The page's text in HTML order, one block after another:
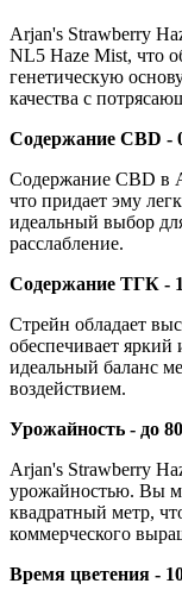
Arjan's Strawberry
NL5 Haze Mist, что
генетическую
качества с
Содержание CBD -
Содержание CBD в
что придает эму
идеальный выбор
расслабление.
Содержание ТГК -
Стрейн обладает
обеспечивает яркий
идеальный баланс
воздействием.
Урожайность - до
Arjan's Strawberry
урожайностью. Вы
квадратный метр,
коммерческого
Время цветения -